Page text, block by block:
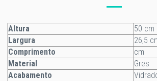
Altura
50 cm
Largura
26,5
Comprimento
cm
Material
Gres
Acabamento